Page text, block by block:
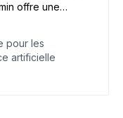
offre une
Spring
et comment
pour les
artificielle